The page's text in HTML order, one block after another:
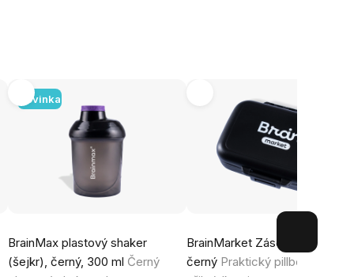
Novinka
BrainMax plastový shaker
(šejkr), černý, 300 ml Černý
BrainMarket Zásobník na
černý Praktický pillbox s 6